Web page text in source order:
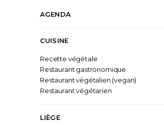
AGENDA
CUISINE
Recette végétale
Restaurant gastronomique
Restaurant végétalien (vegan)
Restaurant végétarien
LIÈGE